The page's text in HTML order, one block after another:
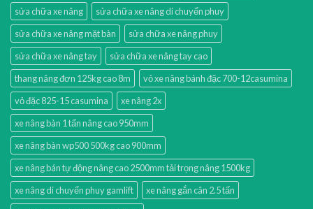
sửa chữa xe nâng
sửa chữa xe nâng di chuyển phuy
sửa chữa xe nâng mặt bàn
sửa chữa xe nâng phuy
sửa chữa xe nâng tay
sửa chữa xe nâng tay cao
thang nâng đơn 125kg cao 8m
vỏ xe nâng bánh đặc 700-12casumina
vỏ đặc 825-15 casumina
xe nâng 2x
xe nâng bàn 1 tấn nâng cao 950mm
xe nâng bàn wp500 500kg cao 900mm
xe nâng bán tự động nâng cao 2500mm tải trọng nâng 1500kg
xe nâng di chuyển phuy gamlift
xe nâng gắn cân 2.5 tấn